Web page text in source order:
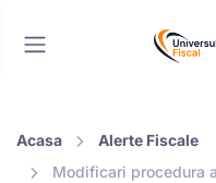
Acasa
Alerte Fiscale
Modificari procedura